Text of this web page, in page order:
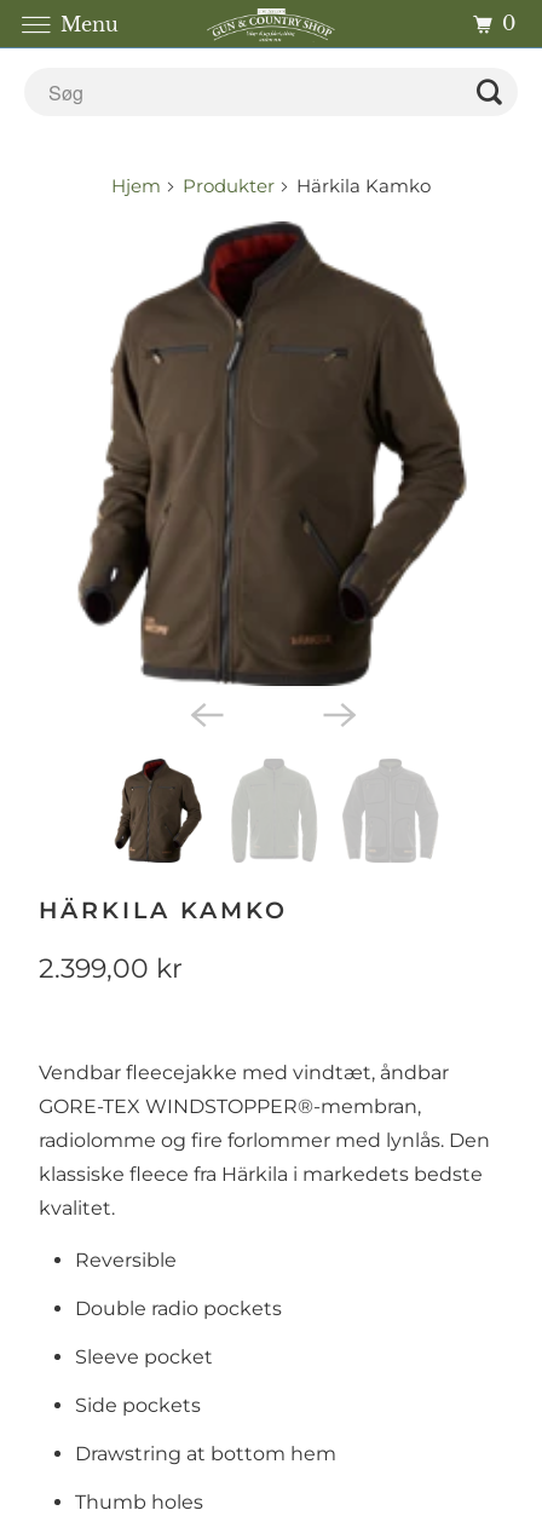
Hjem Produkter Härkila Kamko
HÄRKILA KAMKO
2.399,00 kr
Vendbar fleecejakke med vindtæt, åndbar
GORE-TEX WINDSTOPPER®-membran,
radiolomme og fire forlommer med lynlås. Den
klassiske fleece fra Härkila i markedets bedste
kvalitet.
Reversible
Double radio pockets
Sleeve pocket
Side pockets
Drawstring at bottom hem
Thumb holes
Menu 0